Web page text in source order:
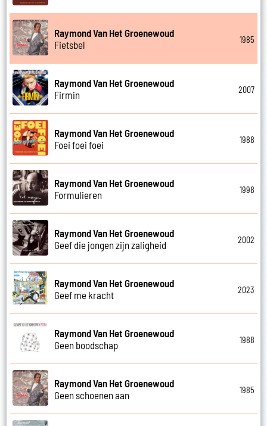
Raymond Van Het Groenewoud
Fietsbel
1985
Raymond Van Het Groenewoud
Firmin
2007
Raymond Van Het Groenewoud
Foei foei foei
1988
Raymond Van Het Groenewoud
Formulieren
1998
Raymond Van Het Groenewoud
Geef die jongen zijn zaligheid
2002
Raymond Van Het Groenewoud
Geef me kracht
2023
Raymond Van Het Groenewoud
Geen boodschap
1988
Raymond Van Het Groenewoud
Geen schoenen aan
1985